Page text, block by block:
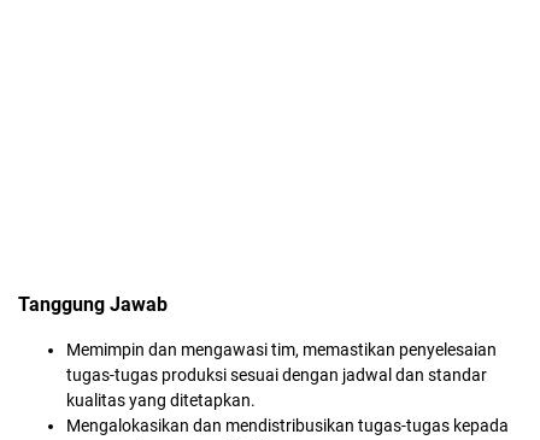
Tanggung Jawab
Memimpin dan mengawasi tim, memastikan penyelesaian
tugas-tugas produksi sesuai dengan jadwal dan standar
kualitas yang ditetapkan.
Mengalokasikan dan mendistribusikan tugas-tugas kepada